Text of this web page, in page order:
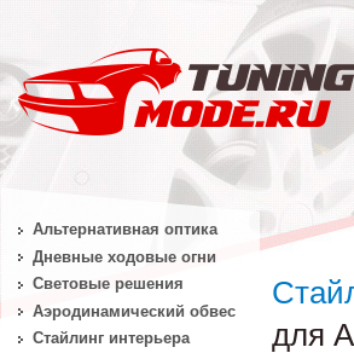
для
Альтернативная оптика
Дневные ходовые огни
Световые решения
Аэродинамический обвес
Стайлинг интерьера